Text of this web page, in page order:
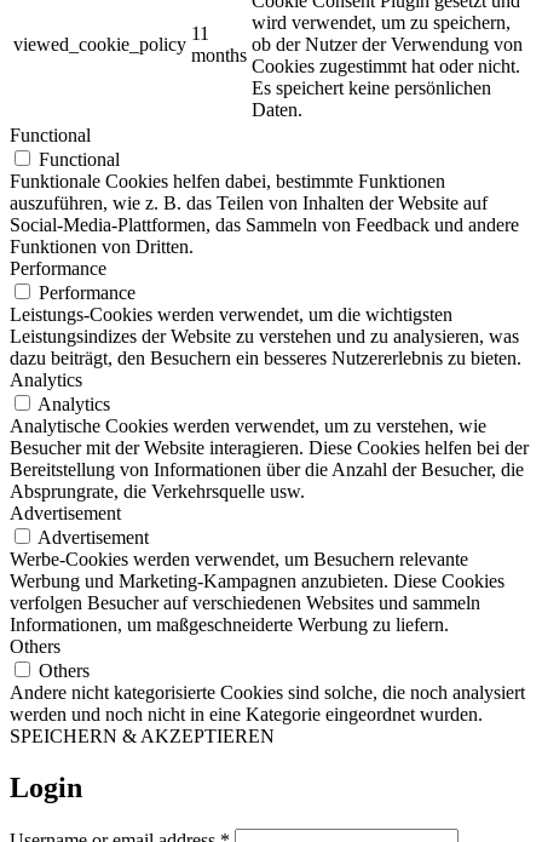
viewed_cookie_policy
11
months
wird verwendet, um zu speichern,
ob der Nutzer der Verwendung von
Cookies zugestimmt hat oder nicht.
Es speichert keine persönlichen
Daten.
Functional
Functional
Funktionale Cookies helfen dabei, bestimmte Funktionen
auszuführen, wie z. B. das Teilen von Inhalten der Website auf
Social-Media-Plattformen, das Sammeln von Feedback und andere
Funktionen von Dritten.
Performance
Performance
Leistungs-Cookies werden verwendet, um die wichtigsten
Leistungsindizes der Website zu verstehen und zu analysieren, was
dazu beiträgt, den Besuchern ein besseres Nutzererlebnis zu bieten.
Analytics
Analytics
Analytische Cookies werden verwendet, um zu verstehen, wie
Besucher mit der Website interagieren. Diese Cookies helfen bei der
Bereitstellung von Informationen über die Anzahl der Besucher, die
Absprungrate, die Verkehrsquelle usw.
Advertisement
Advertisement
Werbe-Cookies werden verwendet, um Besuchern relevante
Werbung und Marketing-Kampagnen anzubieten. Diese Cookies
verfolgen Besucher auf verschiedenen Websites und sammeln
Informationen, um maßgeschneiderte Werbung zu liefern.
Others
Others
Andere nicht kategorisierte Cookies sind solche, die noch analysiert
werden und noch nicht in eine Kategorie eingeordnet wurden.
SPEICHERN & AKZEPTIEREN
Login